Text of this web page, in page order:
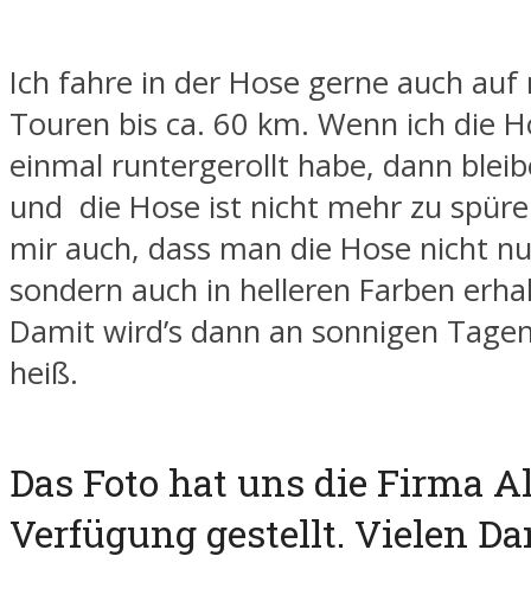
Ich fahre in der Hose gerne auch
Touren bis ca. 60 km. Wenn ich die
einmal runtergerollt habe, dann
und die Hose ist nicht mehr zu
mir auch, dass man die Hose nicht
sondern auch in helleren Farben
Damit wird’s dann an sonnigen
heiß.
Das Foto hat uns die Firma
Verfügung gestellt. Vielen